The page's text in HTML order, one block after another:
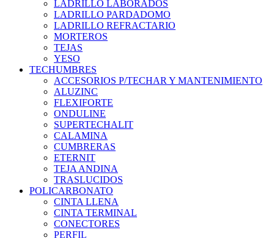
LADRILLO LABORADOS
LADRILLO PARDADOMO
LADRILLO REFRACTARIO
MORTEROS
TEJAS
YESO
TECHUMBRES
ACCESORIOS P/TECHAR Y MANTENIMIENTO
ALUZINC
FLEXIFORTE
ONDULINE
SUPERTECHALIT
CALAMINA
CUMBRERAS
ETERNIT
TEJA ANDINA
TRASLUCIDOS
POLICARBONATO
CINTA LLENA
CINTA TERMINAL
CONECTORES
PERFIL